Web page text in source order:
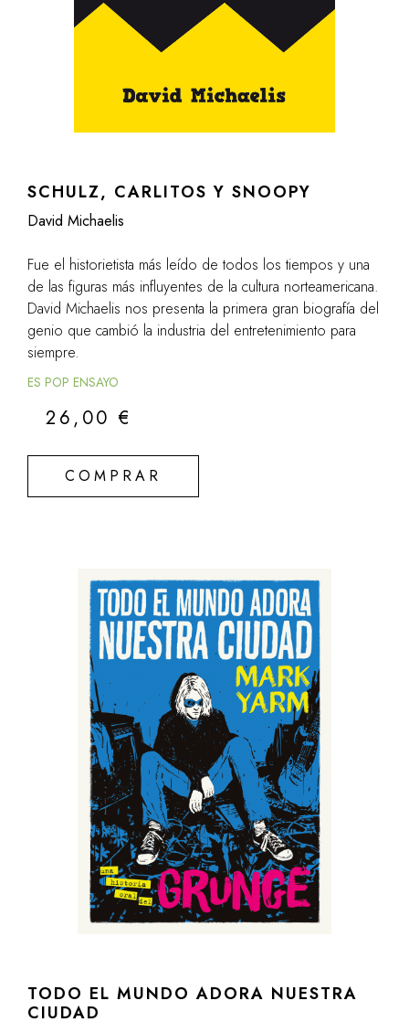
SCHULZ, CARLITOS Y SNOOPY
David Michaelis
Fue el historietista más leído de todos los tiempos y una
de las figuras más influyentes de la cultura norteamericana.
David Michaelis nos presenta la primera gran biografía del
genio que cambió la industria del entretenimiento para
siempre.
ES POP ENSAYO
26,00€
COMPRAR
TODO EL MUNDO ADORA NUESTRA
CIUDAD